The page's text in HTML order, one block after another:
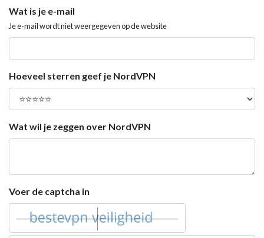
Wat is je e-mail
Je e-mail wordt niet weergegeven op de website
Hoeveel sterren geef je NordVPN
Wat wil je zeggen over NordVPN
Voer de captcha in